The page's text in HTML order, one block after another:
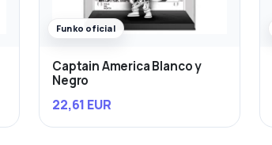
Funko oficial
Captain America Blanco y
Negro
22,61 EUR